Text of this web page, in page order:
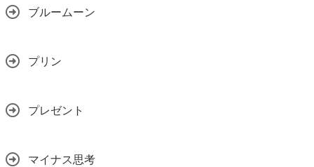
ブルームーン
プリン
プレゼント
マイナス思考